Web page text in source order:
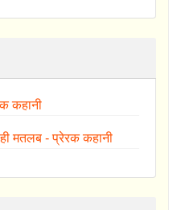
कहानी
मतलब - प्रेरक कहानी